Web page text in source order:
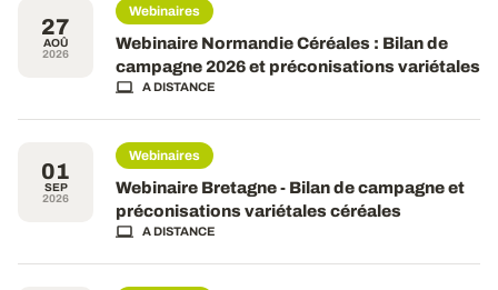
27
AOÛ
2026
Webinaires
Webinaire Normandie Céréales : Bilan de
campagne 2026 et préconisations variétales
A DISTANCE
01
SEP
2026
Webinaires
Webinaire Bretagne - Bilan de campagne et
préconisations variétales céréales
A DISTANCE